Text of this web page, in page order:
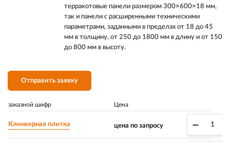
терракотовые панели размером 300×600×18 мм,
так и панели с расширенными техническими
параметрами, заданными в пределах от 18 до 45
мм в толщину, от 250 до 1800 мм в длину и от 150
до 800 мм в высоту.
Отправить заявку
заказной шифр Цена
Клинкерная плитка цена по запросу –